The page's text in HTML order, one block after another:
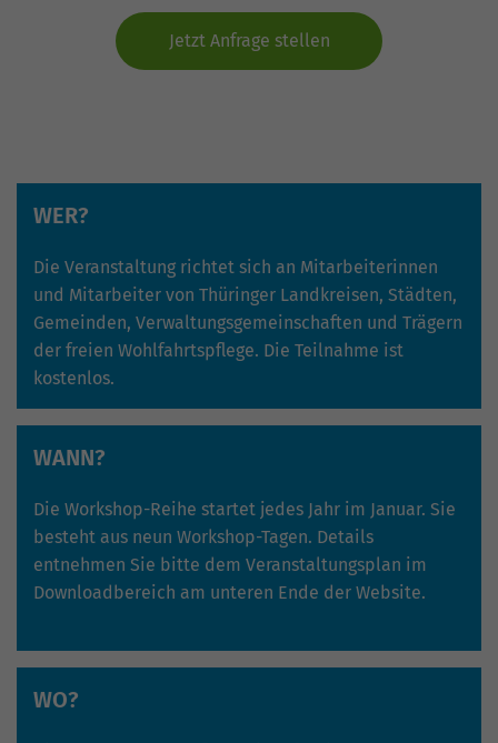
Jetzt Anfrage stellen
WER?
Die Veranstaltung richtet sich an Mitarbeiterinnen
und Mitarbeiter von Thüringer Landkreisen, Städten,
Gemeinden, Verwaltungsgemeinschaften und Trägern
der freien Wohlfahrtspflege. Die Teilnahme ist
kostenlos.
WANN?
Die Workshop-Reihe startet jedes Jahr im Januar. Sie
besteht aus neun Workshop-Tagen. Details
entnehmen Sie bitte dem Veranstaltungsplan im
Downloadbereich am unteren Ende der Website.
WO?